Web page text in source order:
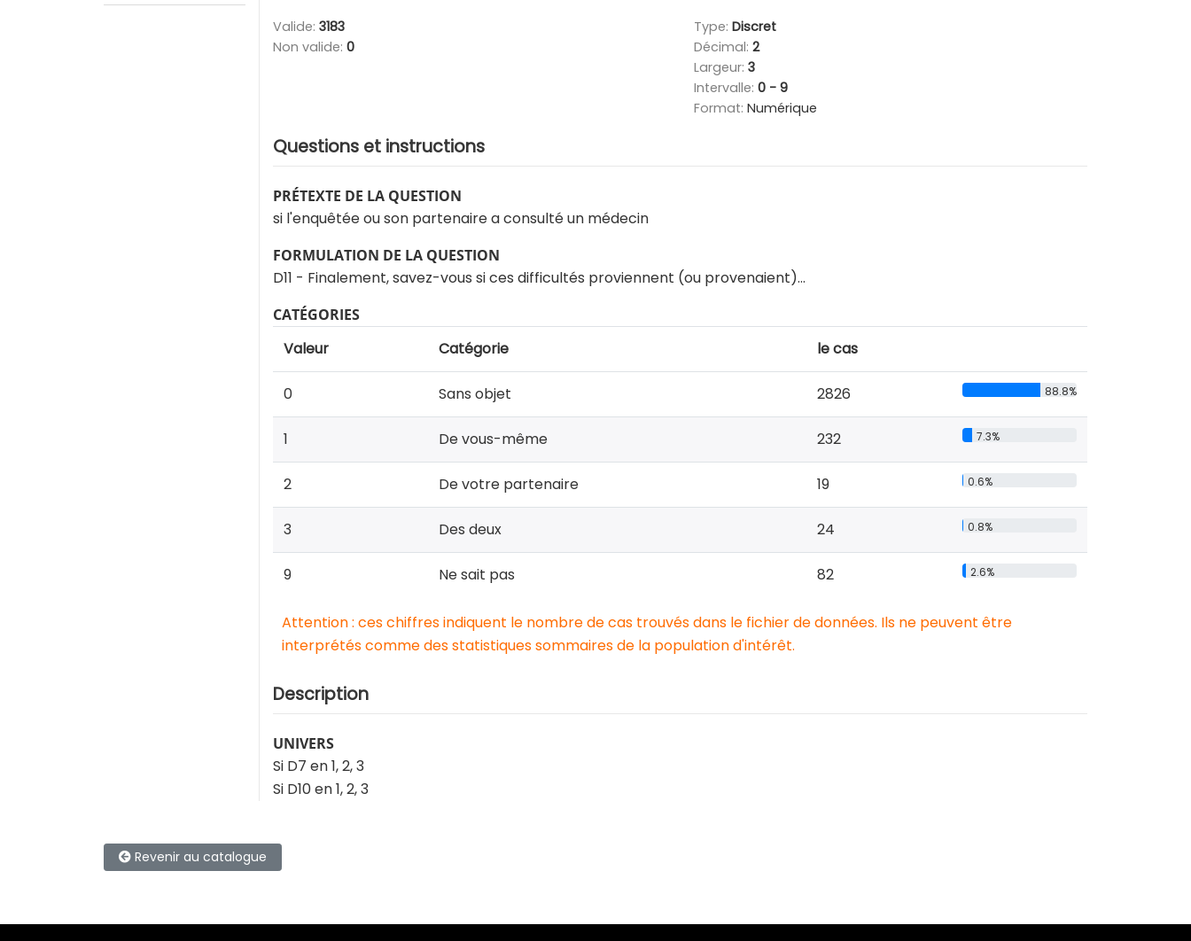
Valide: 3183
Non valide: 0
Type: Discret
Décimal: 2
Largeur: 3
Intervalle: 0 - 9
Format: Numérique
Questions et instructions
PRÉTEXTE DE LA QUESTION
si l'enquêtée ou son partenaire a consulté un médecin
FORMULATION DE LA QUESTION
D11 - Finalement, savez-vous si ces difficultés proviennent (ou provenaient)...
CATÉGORIES
Valeur Catégorie le cas
0 Sans objet 2826 88.8%
1 De vous-même 232 7.3%
2 De votre partenaire 19 0.6%
3 Des deux 24 0.8%
9 Ne sait pas 82 2.6%
Attention : ces chiffres indiquent le nombre de cas trouvés dans le fichier de données. Ils ne peuvent être
interprétés comme des statistiques sommaires de la population d'intérêt.
Description
UNIVERS
Si D7 en 1, 2, 3
Si D10 en 1, 2, 3
Revenir au catalogue